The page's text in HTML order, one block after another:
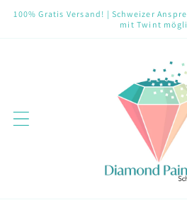
zum
100% Gratis Versand! | Schweizer
mit Twint